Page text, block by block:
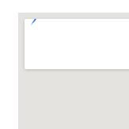
Krwiodawcy